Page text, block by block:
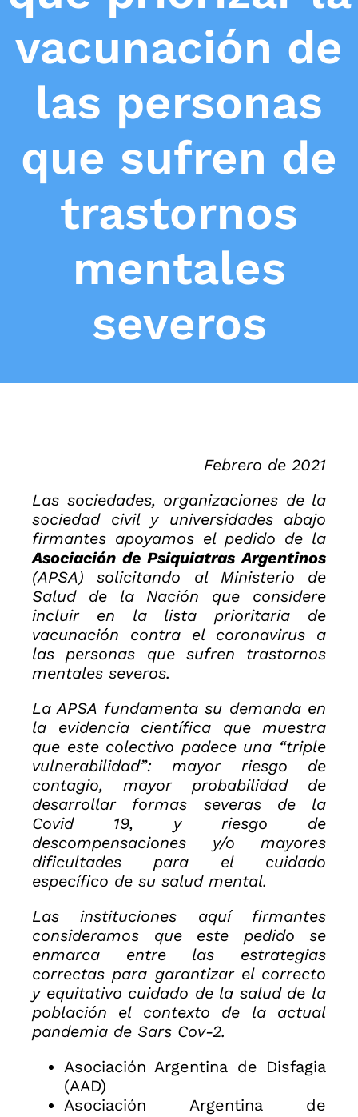
vacunación de
las personas
que sufren de
trastornos
mentales
severos
Febrero de 2021
Las sociedades, organizaciones de la
sociedad civil y universidades abajo
firmantes apoyamos el pedido de la
Asociación de Psiquiatras Argentinos
(APSA) solicitando al Ministerio de
Salud de la Nación que considere
incluir en la lista prioritaria de
vacunación contra el coronavirus a
las personas que sufren trastornos
mentales severos.
La APSA fundamenta su demanda en
la evidencia científica que muestra
que este colectivo padece una “triple
vulnerabilidad”: mayor riesgo de
contagio, mayor probabilidad de
desarrollar formas severas de la
Covid 19, y riesgo de
descompensaciones y/o mayores
dificultades para el cuidado
específico de su salud mental.
Las instituciones aquí firmantes
consideramos que este pedido se
enmarca entre las estrategias
correctas para garantizar el correcto
y equitativo cuidado de la salud de la
población el contexto de la actual
pandemia de Sars Cov-2.
Asociación Argentina de Disfagia
(AAD)
Asociación Argentina de